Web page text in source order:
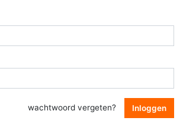
wachtwoord vergeten? Inloggen